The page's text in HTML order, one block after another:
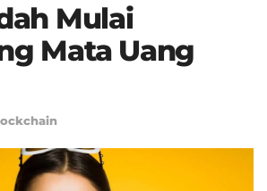
Mulai
Mata Uang